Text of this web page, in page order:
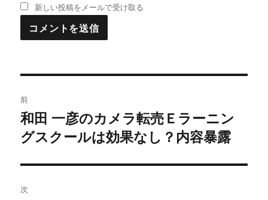
新しい投稿をメールで受け取る
稿
ナ
ビ
ゲ
前
過
去
投
稿:
和田 一彦のカメラ転売Ｅラーニン
グスクールは効果なし？内容暴露
次